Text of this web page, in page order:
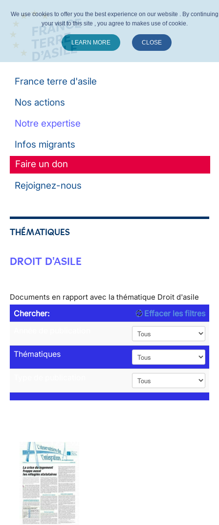
France terre d'asile
Nos actions
Notre expertise
Infos migrants
Faire un don
Rejoignez-nous
THÉMATIQUES
DROIT D'ASILE
Documents en rapport avec la thématique Droit d'asile
Chercher:
Effacer les filtres
Thématiques
We use cookies to offer you the best experience on our website . By continuing
your visit to this site , you agree to makes use of cookie.
LEARN MORE CLOSE